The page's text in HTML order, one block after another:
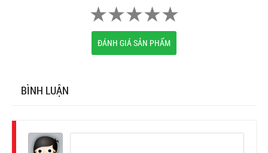
ĐÁNH GIÁ SẢN PHẨM
BÌNH LUẬN